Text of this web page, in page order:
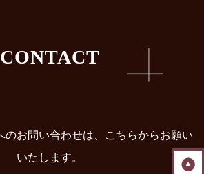
CONTACT
のお問い合わせは、こちらからお願い
いたします。